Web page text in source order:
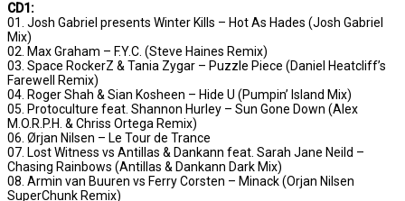
CD1:
01. Josh Gabriel presents Winter Kills – Hot As Hades (Josh Gabriel
Mix)
02. Max Graham – F.Y.C. (Steve Haines Remix)
03. Space RockerZ & Tania Zygar – Puzzle Piece (Daniel Heatcliff’s
Farewell Remix)
04. Roger Shah & Sian Kosheen – Hide U (Pumpin’ Island Mix)
05. Protoculture feat. Shannon Hurley – Sun Gone Down (Alex
M.O.R.P.H. & Chriss Ortega Remix)
06. Ørjan Nilsen – Le Tour de Trance
07. Lost Witness vs Antillas & Dankann feat. Sarah Jane Neild –
Chasing Rainbows (Antillas & Dankann Dark Mix)
08. Armin van Buuren vs Ferry Corsten – Minack (Orjan Nilsen
SuperChunk Remix)